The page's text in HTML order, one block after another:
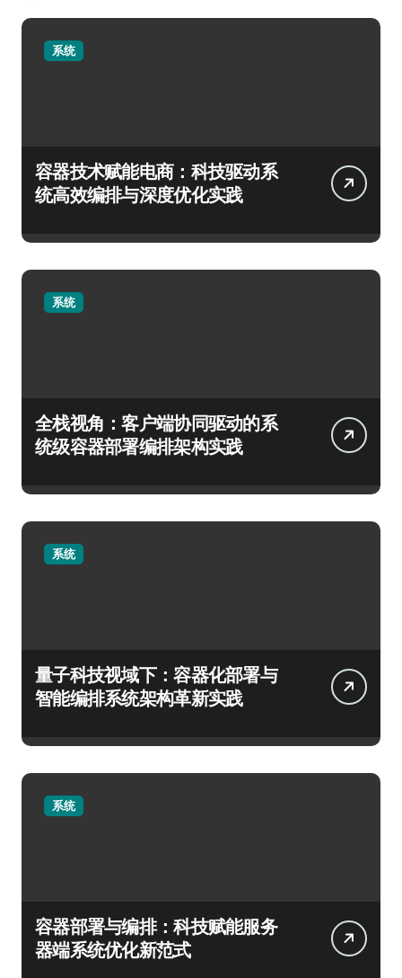
系统
容器技术赋能电商：科技驱动系
统高效编排与深度优化实践
系统
全栈视角：客户端协同驱动的系
统级容器部署编排架构实践
系统
量子科技视域下：容器化部署与
智能编排系统架构革新实践
系统
容器部署与编排：科技赋能服务
器端系统优化新范式